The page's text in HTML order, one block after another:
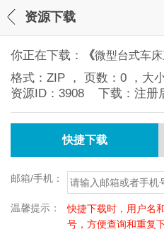
资源下载
你正在下载： 《微型台式车
格式： ZIP ， 页数： 0 ，大
资源ID： 3908 下载：注册
快捷下载
邮箱/手机：
温馨提示：
快捷下载时，用户名
号，方便查询和重复